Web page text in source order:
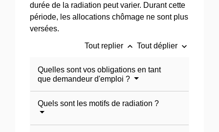
durée de la radiation peut varier. Durant cette
période, les allocations chômage ne sont plus
versées.
Tout replier keyboard_arrow_up Tout déplier keyboard_arrow_down
Quelles sont vos obligations en tant
que demandeur d'emploi ?
Quels sont les motifs de radiation ?